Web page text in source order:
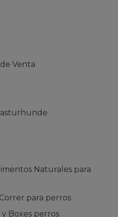
Venta
Naturales para
para perros
Boxes perros